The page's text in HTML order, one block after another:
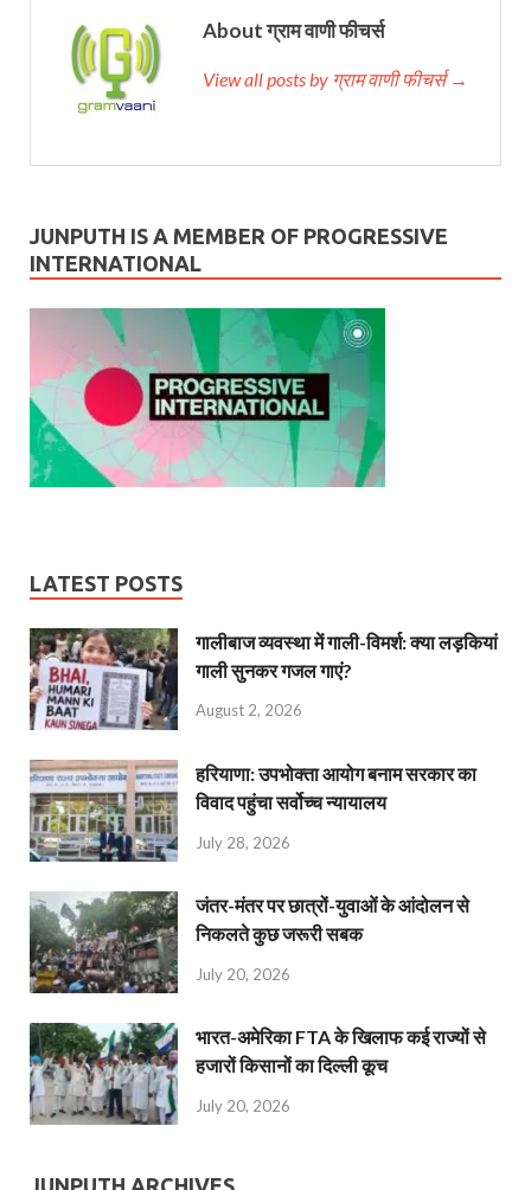
About ग्राम वाणी फीचर्स
View all posts by ग्राम वाणी फीचर्स →
JUNPUTH IS A MEMBER OF PROGRESSIVE
INTERNATIONAL
LATEST POSTS
गालीबाज व्‍यवस्‍था में गाली-विमर्श: क्या लड़कियां
गाली सुनकर गजल गाएं?
August 2, 2026
हरियाणा: उपभोक्ता आयोग बनाम सरकार का
विवाद पहुंचा सर्वोच्च न्यायालय
July 28, 2026
जंतर-मंतर पर छात्रों-युवाओं के आंदोलन से
निकलते कुछ जरूरी सबक
July 20, 2026
भारत-अमेरिका FTA के खिलाफ कई राज्यों से
हजारों किसानों का दिल्ली कूच
July 20, 2026